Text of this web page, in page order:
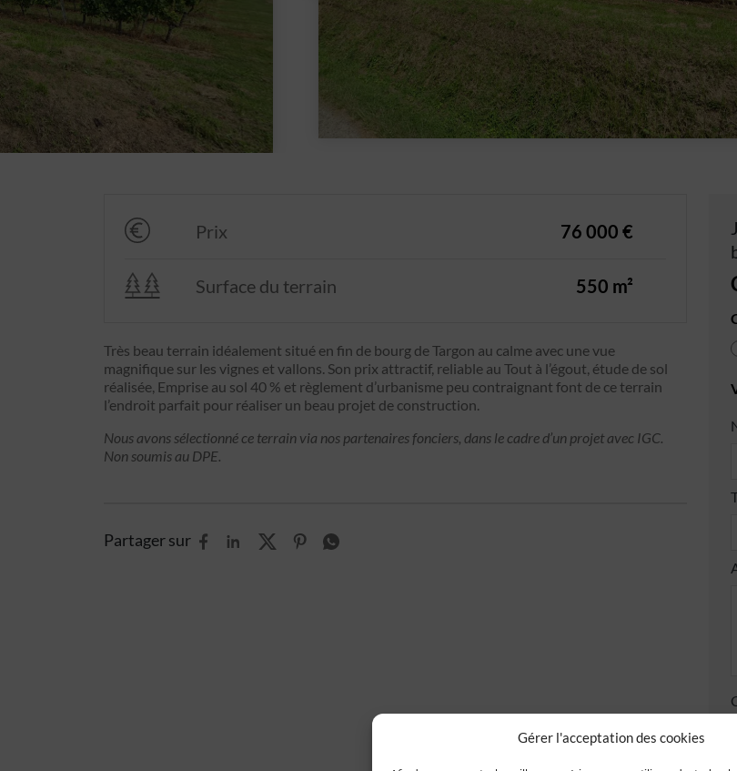
Gérer l'acceptation des cookies
Prix 76 000 €
Surface du terrain 550 m²
Très beau terrain idéalement situé en fin de bourg de Targon au calme avec une vue
magnifique sur les vignes et vallons. Son prix attractif, reliable au Tout à l’égout, étude de sol
réalisée, Emprise au sol 40 % et règlement d’urbanisme peu contraignant font de ce terrain
l’endroit parfait pour réaliser un beau projet de construction.
Nous avons sélectionné ce terrain via nos partenaires fonciers, dans le cadre d’un projet avec IGC.
Non soumis au DPE.
Partager sur